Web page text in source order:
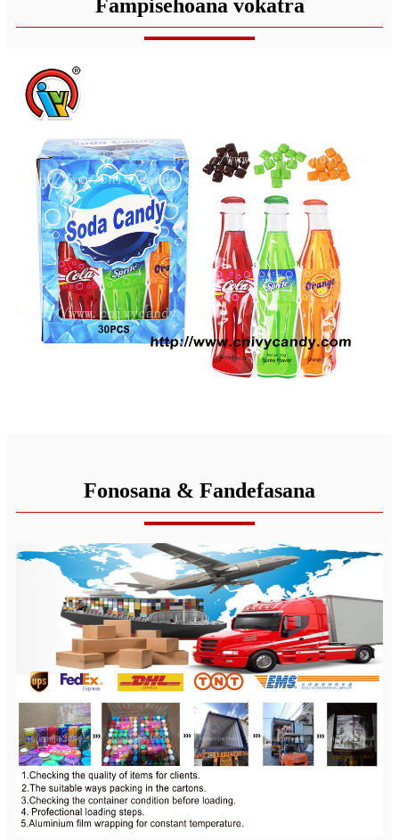
Fampisehoana vokatra
Fonosana & Fandefasana